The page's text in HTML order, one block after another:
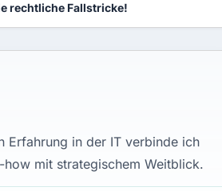
rechtliche Fallstricke!
Erfahrung in der IT verbinde ich
mit strategischem Weitblick.